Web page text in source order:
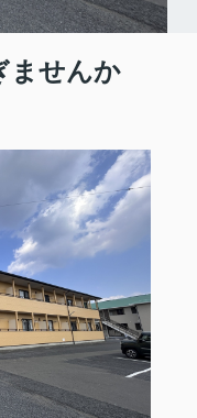
ませんか